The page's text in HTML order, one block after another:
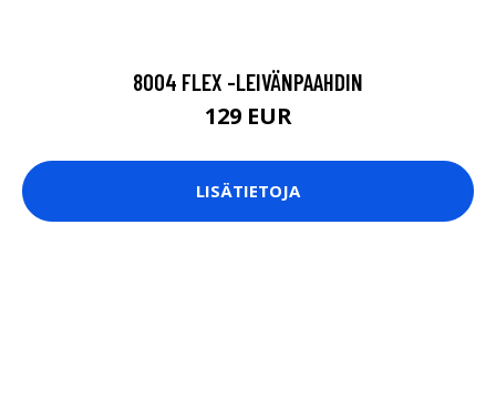
8004 FLEX -LEIVÄNPAAHDIN
129 EUR
LISÄTIETOJA